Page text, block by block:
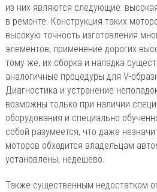
из них являются следующие:
в ремонте. Конструкция таких
высокую точность изготовления
элементов, применение дорогих
тому же, их сборка и наладка
аналогичные процедуры для V-
Диагностика и устранение
возможны только при наличии
оборудования и специально
собой разумеется, что даже
моторов обходится владельцам
установлены, недешево.
Также существенным недостатком